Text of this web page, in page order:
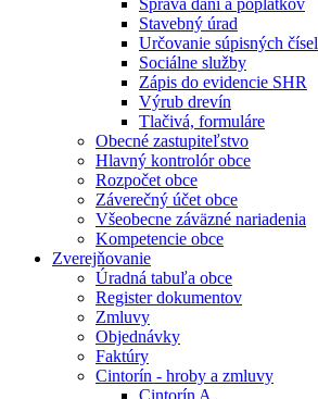
Správa daní a poplatkov
Stavebný úrad
Určovanie súpisných čísel
Sociálne služby
Zápis do evidencie SHR
Výrub drevín
Tlačivá, formuláre
Obecné zastupiteľstvo
Hlavný kontrolór obce
Rozpočet obce
Záverečný účet obce
Všeobecne záväzné nariadenia
Kompetencie obce
Zverejňovanie
Úradná tabuľa obce
Register dokumentov
Zmluvy
Objednávky
Faktúry
Cintorín - hroby a zmluvy
Cintorín A